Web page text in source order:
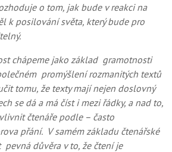
o tom, jak bude v reakci na
k posilování světa, který bude pro
chápeme jako základ gramotnosti
promýšlení rozmanitých textů
tomu, že texty mají nejen doslovný
se dá a má číst i mezi řádky, a nad to,
čtenáře podle – často
přání. V samém základu čtenářské
důvěra v to, že čtení je